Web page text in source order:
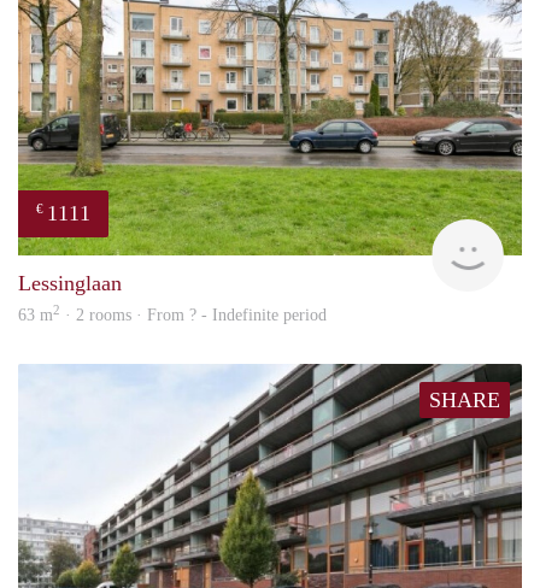
€ 1111
Lessinglaan
63 m2 · 2 rooms · From ? - Indefinite period
SHARE